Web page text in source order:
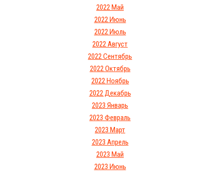
2022 Май
2022 Июнь
2022 Июль
2022 Август
2022 Сентябрь
2022 Октябрь
2022 Ноябрь
2022 Декабрь
2023 Январь
2023 Февраль
2023 Март
2023 Апрель
2023 Май
2023 Июнь